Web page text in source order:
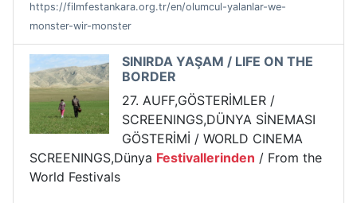
https://filmfestankara.org.tr/en/olumcul-yalanlar-we-
monster-wir-monster
SINIRDA YAŞAM / LIFE ON THE
BORDER
27. AUFF,GÖSTERİMLER /
SCREENINGS,DÜNYA SİNEMASI
GÖSTERİMİ / WORLD CINEMA
SCREENINGS,Dünya Festivallerinden / From the
World Festivals